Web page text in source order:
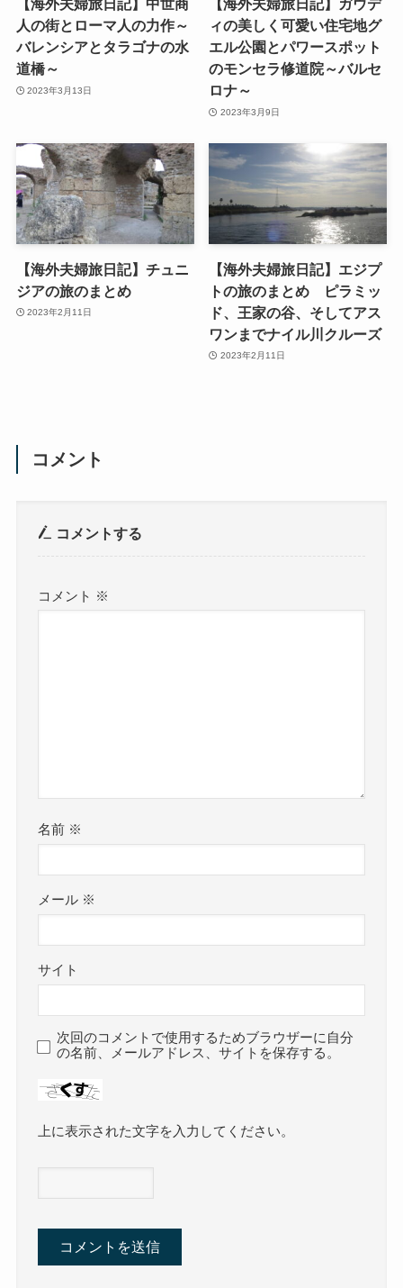
【海外夫婦旅日記】中世商
人の街とローマ人の力作～
バレンシアとタラゴナの水
道橋～
2023年3月13日
【海外夫婦旅日記】ガウデ
ィの美しく可愛い住宅地グ
エル公園とパワースポット
のモンセラ修道院～バルセ
ロナ～
2023年3月9日
【海外夫婦旅日記】チュニ
ジアの旅のまとめ
2023年2月11日
【海外夫婦旅日記】エジプ
トの旅のまとめ ピラミッ
ド、王家の谷、そしてアス
ワンまでナイル川クルーズ
2023年2月11日
コメント
コメントする
コメント ※
名前 ※
メール ※
サイト
次回のコメントで使用するためブラウザーに自分
の名前、メールアドレス、サイトを保存する。
上に表示された文字を入力してください。